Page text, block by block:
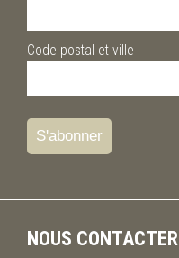
Code postal et ville
NOUS CONTACTER